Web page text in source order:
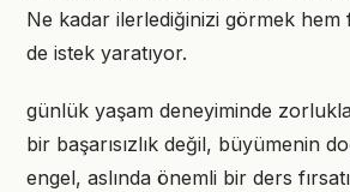
Ne kadar ilerlediğinizi görmek hem
de istek yaratıyor.
günlük yaşam deneyiminde
bir başarısızlık değil, büyümenin
engel, aslında önemli bir ders